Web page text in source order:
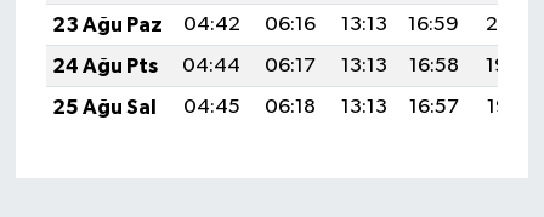
23 Ağu Paz
04:42 06:16 13:13 16:59
20:01
24 Ağu Pts
04:44 06:17 13:13 16:58
19:59
25 Ağu Sal
04:45 06:18 13:13 16:57 19:58